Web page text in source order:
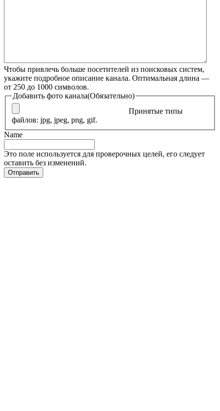
Чтобы привлечь больше посетителей из поисковых систем,
укажите подробное описание канала. Оптимальная длина —
от 250 до 1000 символов.
Добавить фото канала(Обязательно)
Принятые типы
файлов: jpg, jpeg, png, gif.
Name
Это поле используется для проверочных целей, его следует
оставить без изменений.